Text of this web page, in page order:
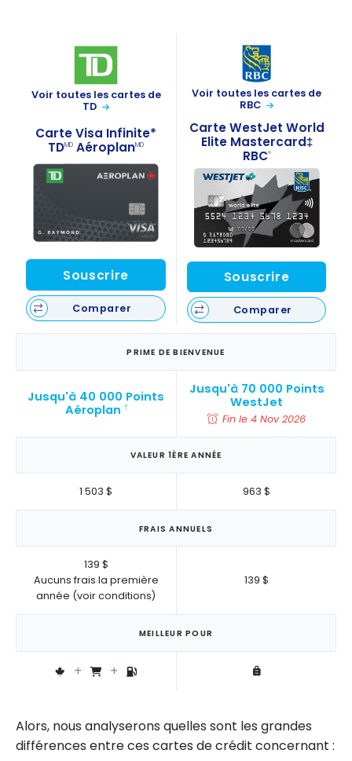
PRIME DE BIENVENUE
VALEUR 1ÈRE ANNÉE
FRAIS ANNUELS
MEILLEUR POUR
Voir toutes les cartes de
TD
Carte Visa Infinite*
TDMD AéroplanMD
Souscrire
Comparer
Jusqu'à 40 000 Points
Aéroplan †
1 503 $
139 $
Aucuns frais la première
année (voir conditions)
Voir toutes les cartes de
RBC
Carte WestJet World
Elite Mastercard‡
RBC®
Souscrire
Comparer
Jusqu'à 70 000 Points
WestJet
Fin le 4 Nov 2026
963 $
139 $
Alors, nous analyserons quelles sont les grandes
différences entre ces cartes de crédit concernant :